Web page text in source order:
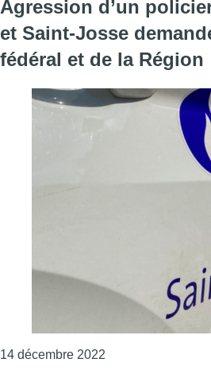
Agression d’un
et Saint-Josse
fédéral et de la Région
14 décembre 2022